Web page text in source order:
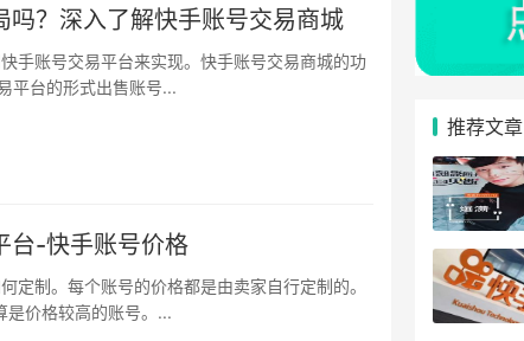
？深入了解快手账号交易商城
平台的形式出售账号...
台-快手账号价格
是价格较高的账号。...
推荐文章